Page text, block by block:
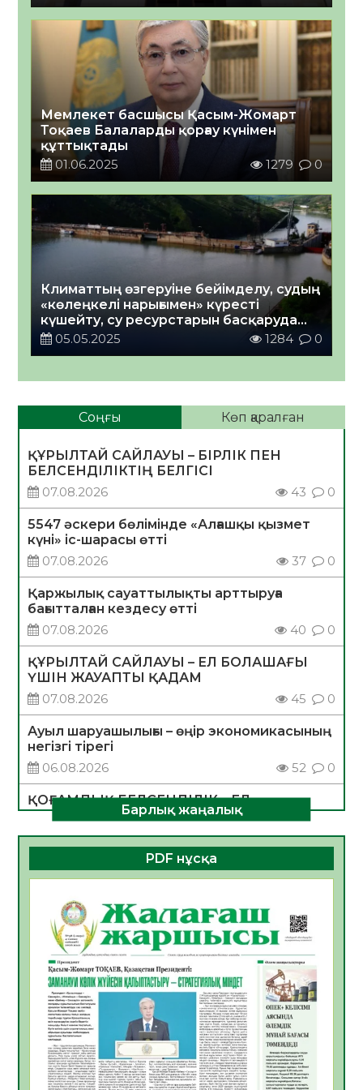
Мемлекет басшысы Қасым-Жомарт
Тоқаев Балаларды қорғау күнімен
құттықтады
01.06.2025
1279 0
Климаттың өзгеруіне бейімделу, судың
«көлеңкелі нарығымен» күресті
күшейту, су ресурстарын басқаруда
қоғамдық бақылау: Жаңа Су
05.05.2025 1284 0
Соңғы Көп қаралған
ҚҰРЫЛТАЙ САЙЛАУЫ – БІРЛІК ПЕН
БЕЛСЕНДІЛІКТІҢ БЕЛГІСІ
07.08.2026
43 0
5547 әскери бөлімінде «Алғашқы қызмет
күні» іс-шарасы өтті
07.08.2026
37 0
Қаржылық сауаттылықты арттыруға
бағытталған кездесу өтті
07.08.2026
40 0
ҚҰРЫЛТАЙ САЙЛАУЫ – ЕЛ БОЛАШАҒЫ
ҮШІН ЖАУАПТЫ ҚАДАМ
07.08.2026
45 0
Ауыл шаруашылығы – өңір экономикасының
негізгі тірегі
06.08.2026
52 0
ҚОҒАМДЫҚ БЕЛСЕНДІЛІК – ЕЛ
ДАМУЫНЫҢ НЕГІЗІ
06.08.2026
50 0
ҚҰРЫЛТАЙ САЙЛАУЫ – БОЛАШАҚҚА
06.08.2026
Инфекциялық ауруларға қарсы иммундау
жұмыстарының тиімділігі
06.08.2026
54
Көкжөтел ауруы туралы
06.08.2026
52
АПВ вакцинасы туралы мәлімет
06.08.2026
51
Барлық жаңалық
PDF нұсқа